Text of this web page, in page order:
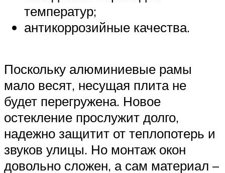
температур;
антикоррозийные качества.
Поскольку алюминиевые рамы
мало весят, несущая плита не
будет перегружена. Новое
остекление прослужит долго,
надежно защитит от теплопотерь и
звуков улицы. Но монтаж окон
довольно сложен, а сам материал –